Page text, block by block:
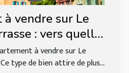
vendre sur Le
: vers quelle
se tourner ?
à vendre sur Le
type de bien attire de plus...